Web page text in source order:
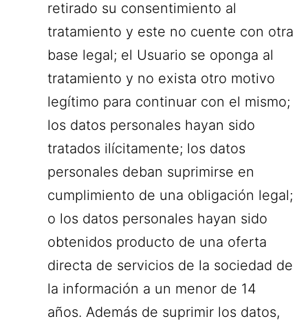
retirado su consentimiento al
tratamiento y este no cuente con otra
base legal; el Usuario se oponga al
tratamiento y no exista otro motivo
legítimo para continuar con el mismo;
los datos personales hayan sido
tratados ilícitamente; los datos
personales deban suprimirse en
cumplimiento de una obligación legal;
o los datos personales hayan sido
obtenidos producto de una oferta
directa de servicios de la sociedad de
la información a un menor de 14
años. Además de suprimir los datos,